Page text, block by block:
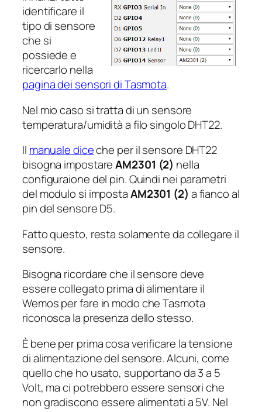
identificare il
tipo di sensore
che si
possiede e
ricercarlo nella
pagina dei sensori di Tasmota.
Nel mio caso si tratta di un sensore
temperatura/umidità a filo singolo DHT22.
Il manuale diceche per il sensore DHT22
bisogna impostareAM2301 (2) nella
configuraione del pin. Quindi nei parametri
del modulo si impostaAM2301 (2) a fianco al
pin del sensore D5.
Fatto questo, resta solamente da collegare il
sensore.
Bisogna ricordare che il sensore deve
essere collegato prima di alimentare il
Wemos per fare in modo che Tasmota
riconosca la presenza dello stesso.
È bene per prima cosa verificare la tensione
di alimentazione del sensore. Alcuni, come
quello che ho usato, supportano da 3 a 5
Volt, ma ci potrebbero essere sensori che
non gradiscono essere alimentati a 5V. Nel